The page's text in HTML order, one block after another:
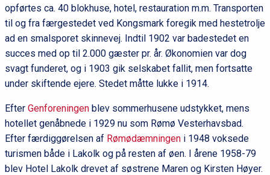
opførtes ca. 40 blokhuse, hotel, restauration m.m. Transporten
til og fra færgestedet ved Kongsmark foregik med hestetrolje
ad en smalsporet skinnevej. Indtil 1902 var badestedet en
succes med op til 2.000 gæster pr. år. Økonomien var dog
svagt funderet, og i 1903 gik selskabet fallit, men fortsatte
under skiftende ejere. Stedet måtte lukke i 1914.
Efter Genforeningenblev sommerhusene udstykket, mens
hotellet genåbnede i 1929 nu som Rømø Vesterhavsbad.
Efter færdiggørelsen af Rømødæmningeni 1948 voksede
turismen både i Lakolk og på resten af øen. I årene 1958-79
blev Hotel Lakolk drevet af søstrene Maren og Kirsten Høyer.